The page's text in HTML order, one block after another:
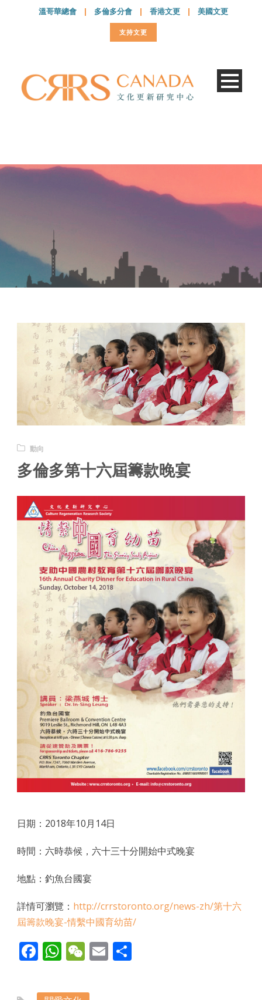
溫哥華總會 | 多倫多分會 | 香港文更 | 美國文更
支持文更
動向
多倫多第十六屆籌款晚宴
日期：2018年10月14日
時間：六時恭候，六十三十分開始中式晚宴
地點：釣魚台國宴
詳情可瀏覽： http://crrstoronto.org/news-zh/第十六
屆籌款晚宴-情繫中國育幼苗/
Facebook
WhatsApp
WeChat
Email